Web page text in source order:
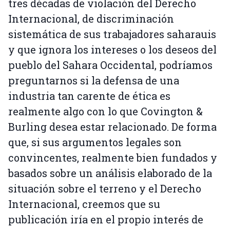
tres décadas de violación del Derecho
Internacional, de discriminación
sistemática de sus trabajadores saharauis
y que ignora los intereses o los deseos del
pueblo del Sahara Occidental, podríamos
preguntarnos si la defensa de una
industria tan carente de ética es
realmente algo con lo que Covington &
Burling desea estar relacionado. De forma
que, si sus argumentos legales son
convincentes, realmente bien fundados y
basados sobre un análisis elaborado de la
situación sobre el terreno y el Derecho
Internacional, creemos que su
publicación iría en el propio interés de